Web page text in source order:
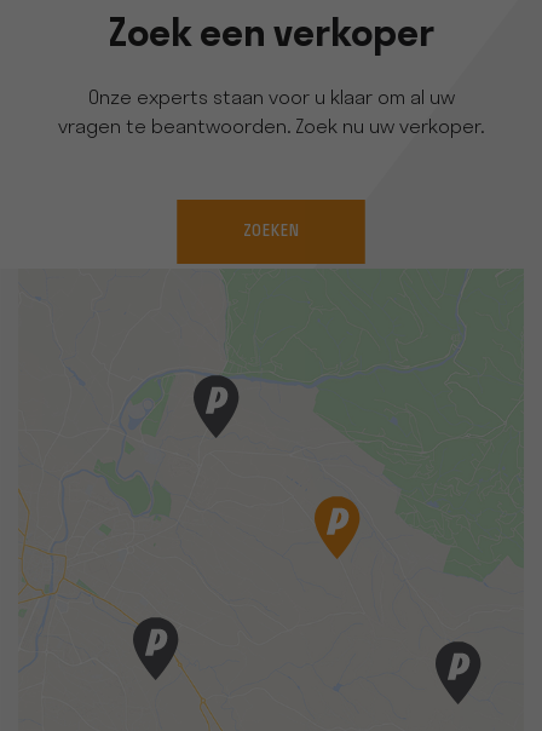
Zoek een verkoper
Onze experts staan voor u klaar om al uw
vragen te beantwoorden. Zoek nu uw verkoper.
ZOEKEN